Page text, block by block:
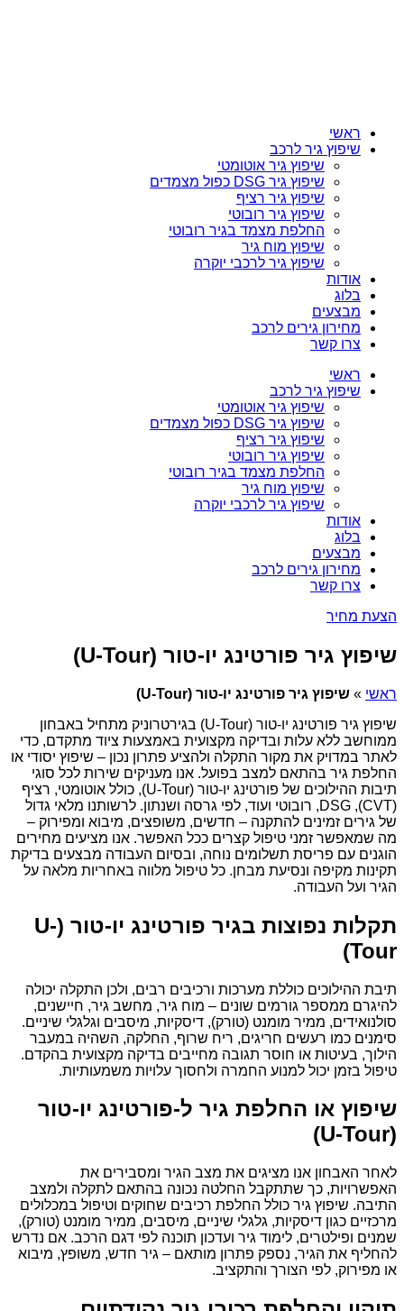
ראשי
שיפוץ גיר לרכב
שיפוץ גיר אוטומטי
שיפוץ גיר DSG כפול מצמדים
שיפוץ גיר רציף
שיפוץ גיר רובוטי
החלפת מצמד בגיר רובוטי
שיפוץ מוח גיר
שיפוץ גיר לרכבי יוקרה
אודות
בלוג
מבצעים
מחירון גירים לרכב
צרו קשר
ראשי
שיפוץ גיר לרכב
שיפוץ גיר אוטומטי
שיפוץ גיר DSG כפול מצמדים
שיפוץ גיר רציף
שיפוץ גיר רובוטי
החלפת מצמד בגיר רובוטי
שיפוץ מוח גיר
שיפוץ גיר לרכבי יוקרה
אודות
בלוג
מבצעים
מחירון גירים לרכב
צרו קשר
הצעת מחיר
שיפוץ גיר פורטינג יו-טור (U-Tour)
ראשי » שיפוץ גיר פורטינג יו-טור (U-Tour)
שיפוץ גיר פורטינג יו-טור (U-Tour) בגירטרוניק מתחיל באבחון
ממוחשב ללא עלות ובדיקה מקצועית באמצעות ציוד מתקדם, כדי
לאתר במדויק את מקור התקלה ולהציע פתרון נכון – שיפוץ יסודי או
החלפת גיר בהתאם למצב בפועל. אנו מעניקים שירות לכל סוגי
תיבות ההילוכים של פורטינג יו-טור (U-Tour), כולל אוטומטי, רציף
(CVT), DSG, רובוטי ועוד, לפי גרסה ושנתון. לרשותנו מלאי גדול
של גירים זמינים להתקנה – חדשים, משופצים, מיבוא ומפירוק –
מה שמאפשר זמני טיפול קצרים ככל האפשר. אנו מציעים מחירים
הוגנים עם פריסת תשלומים נוחה, ובסיום העבודה מבצעים בדיקת
תקינות מקיפה ונסיעת מבחן. כל טיפול מלווה באחריות מלאה על
הגיר ועל העבודה.
תקלות נפוצות בגיר פורטינג יו-טור (U-
Tour)
תיבת ההילוכים כוללת מערכות ורכיבים רבים, ולכן התקלה יכולה
להיגרם ממספר גורמים שונים – מוח גיר, מחשב גיר, חיישנים,
סולנואידים, ממיר מומנט (טורק), דיסקיות, מיסבים וגלגלי שיניים.
סימנים כמו רעשים חריגים, ריח שרוף, החלקה, השהיה במעבר
הילוך, בעיטות או חוסר תגובה מחייבים בדיקה מקצועית בהקדם.
טיפול בזמן יכול למנוע החמרה ולחסוך עלויות משמעותיות.
שיפוץ או החלפת גיר ל-פורטינג יו-טור
(U-Tour)
לאחר האבחון אנו מציגים את מצב הגיר ומסבירים את
האפשרויות, כך שתתקבל החלטה נכונה בהתאם לתקלה ולמצב
התיבה. שיפוץ גיר כולל החלפת רכיבים שחוקים וטיפול במכלולים
מרכזיים כגון דיסקיות, גלגלי שיניים, מיסבים, ממיר מומנט (טורק),
שמנים ופילטרים, לימוד גיר ועדכון תוכנה לפי דגם הרכב. אם נדרש
להחליף את הגיר, נספק פתרון מותאם – גיר חדש, משופץ, מיבוא
או מפירוק, לפי הצורך והתקציב.